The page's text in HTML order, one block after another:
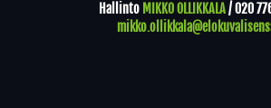
Hallinto MIKKO OLLIKKALA/020